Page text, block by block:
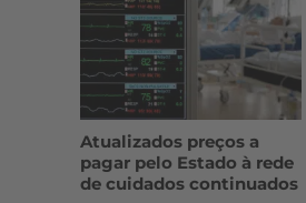
Atualizados preços a
pagar pelo Estado à rede
de cuidados continuados